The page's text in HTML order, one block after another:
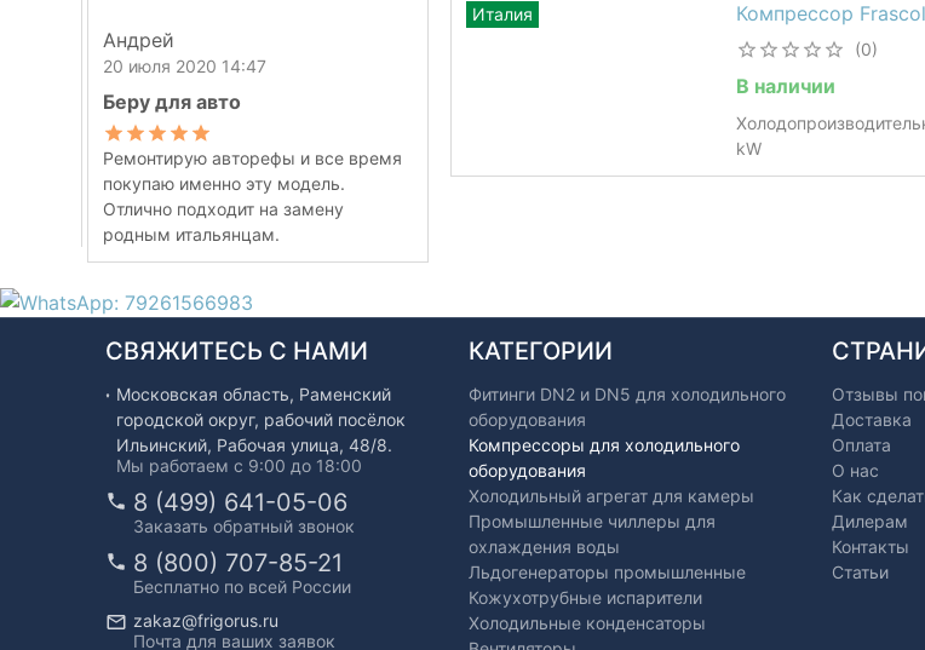
Компрессор
(0)
В наличии
kW
Италия
Андрей
20 июля 2020 14:47
Беру для авто
Ремонтирую авторефы и все время
покупаю именно эту модель.
Отлично подходит на замену
родным итальянцам.
СВЯЖИТЕСЬ С НАМИ
Московская область, Раменский
городской округ, рабочий посёлок
Ильинский, Рабочая улица, 48/8.
Мы работаем с 9:00 до 18:00
8 (499) 641-05-06
Заказать обратный звонок
8 (800) 707-85-21
Бесплатно по всей России
zakaz@frigorus.ru
Почта для ваших заявок
КАТЕГОРИИ
Фитинги DN2 и DN5 для холодильного
оборудования
Компрессоры для холодильного
оборудования
Холодильный агрегат для камеры
Промышленные чиллеры для
охлаждения воды
Льдогенераторы промышленные
Кожухотрубные испарители
Холодильные конденсаторы
Отзывы
Доставка
Оплата
О нас
Как
Дилерам
Контакты
Статьи